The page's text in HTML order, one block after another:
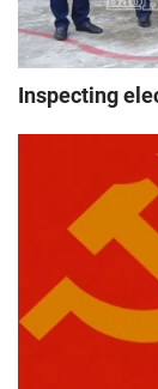
Inspecting